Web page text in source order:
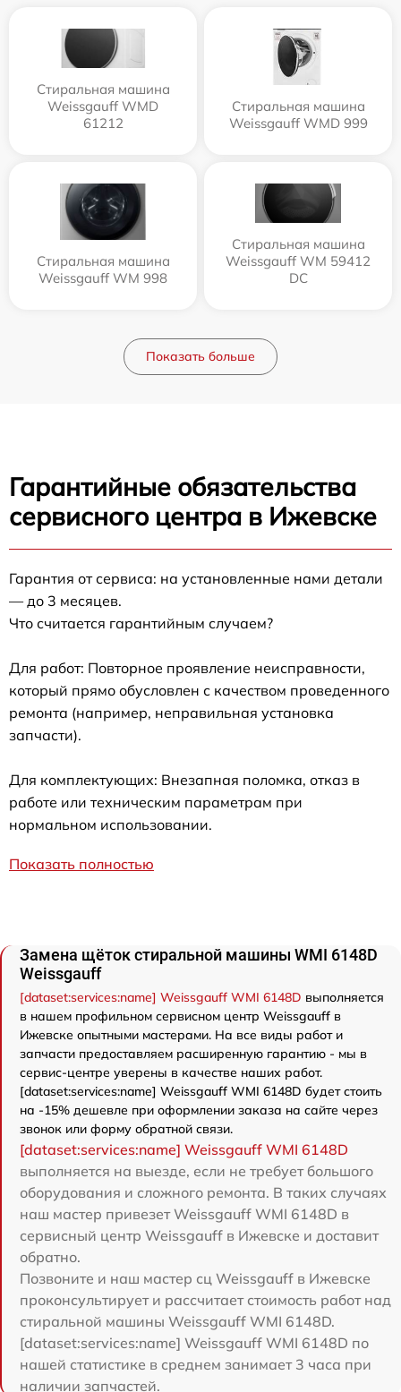
Стиральная машина
Weissgauff WMD
61212
Стиральная машина
Weissgauff WMD 999
Стиральная машина
Weissgauff WM 998
Стиральная машина
Weissgauff WM 59412
DC
Показать больше
Гарантийные обязательства
сервисного центра в Ижевске
Гарантия от сервиса: на установленные нами детали
— до 3 месяцев.
Что считается гарантийным случаем?
Для работ: Повторное проявление неисправности,
который прямо обусловлен с качеством проведенного
ремонта (например, неправильная установка
запчасти).
Для комплектующих: Внезапная поломка, отказ в
работе или техническим параметрам при
нормальном использовании.
Показать полностью
Замена щёток стиральной машины WMI 6148D
Weissgauff
[dataset:services:name] Weissgauff WMI 6148D выполняется
в нашем профильном сервисном центр Weissgauff в
Ижевске опытными мастерами. На все виды работ и
запчасти предоставляем расширенную гарантию - мы в
сервис-центре уверены в качестве наших работ.
[dataset:services:name] Weissgauff WMI 6148D будет стоить
на -15% дешевле при оформлении заказа на сайте через
звонок или форму обратной связи.
[dataset:services:name] Weissgauff WMI 6148D
выполняется на выезде, если не требует большого
оборудования и сложного ремонта. В таких случаях
наш мастер привезет Weissgauff WMI 6148D в
сервисный центр Weissgauff в Ижевске и доставит
обратно.
Позвоните и наш мастер сц Weissgauff в Ижевске
проконсультирует и рассчитает стоимость работ над
стиральной машины Weissgauff WMI 6148D.
[dataset:services:name] Weissgauff WMI 6148D по
нашей статистике в среднем занимает 3 часа при
наличии запчастей.